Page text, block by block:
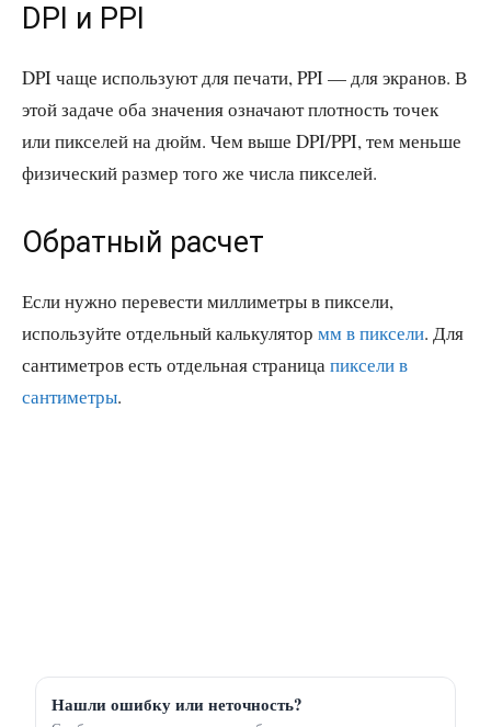
DPI и PPI
DPI чаще используют для печати, PPI — для экранов. В
этой задаче оба значения означают плотность точек
или пикселей на дюйм. Чем выше DPI/PPI, тем меньше
физический размер того же числа пикселей.
Обратный расчет
Если нужно перевести миллиметры в пиксели,
используйте отдельный калькулятор мм в пиксели. Для
сантиметров есть отдельная страницапиксели в
сантиметры.
Нашли ошибку или неточность?